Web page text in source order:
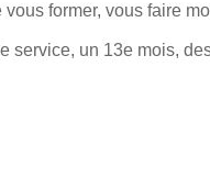
former, vous faire
service, un 13e mois,